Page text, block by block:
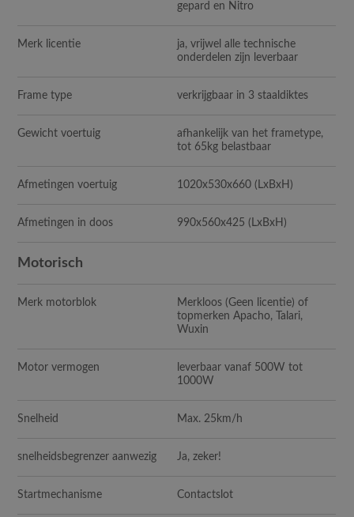
gepard en Nitro
Merk licentie
ja, vrijwel alle technische
onderdelen zijn leverbaar
Frame type verkrijgbaar in 3 staaldiktes
Gewicht voertuig
afhankelijk van het frametype,
tot 65kg belastbaar
Afmetingen voertuig 1020x530x660 (LxBxH)
Afmetingen in doos 990x560x425 (LxBxH)
Motorisch
Merk motorblok
Merkloos (Geen licentie) of
topmerken Apacho, Talari,
Wuxin
Motor vermogen
leverbaar vanaf 500W tot
1000W
Snelheid Max. 25km/h
snelheidsbegrenzer aanwezig Ja, zeker!
Startmechanisme Contactslot